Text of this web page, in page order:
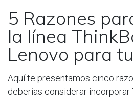
5 Razones
la línea
Lenovo para
Aquí te presentamos cinco
deberías considerar incorporar